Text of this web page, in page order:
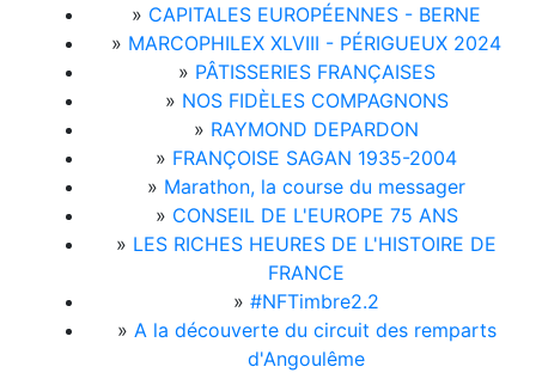
» CAPITALES EUROPÉENNES - BERNE
» MARCOPHILEX XLVIII - PÉRIGUEUX 2024
» PÂTISSERIES FRANÇAISES
» NOS FIDÈLES COMPAGNONS
» RAYMOND DEPARDON
» FRANÇOISE SAGAN 1935-2004
» Marathon, la course du messager
» CONSEIL DE L'EUROPE 75 ANS
» LES RICHES HEURES DE L'HISTOIRE DE
FRANCE
» #NFTimbre2.2
» A la découverte du circuit des remparts
d'Angoulême